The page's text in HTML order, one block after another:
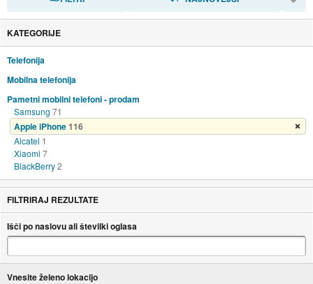
KATEGORIJE
Telefonija
Mobilna telefonija
Pametni mobilni telefoni - prodam
Samsung 71
Apple iPhone116
Alcatel 1
Xiaomi 7
BlackBerry2
FILTRIRAJ REZULTATE
Išči po naslovu ali številki oglasa
Vnesite želeno lokacijo